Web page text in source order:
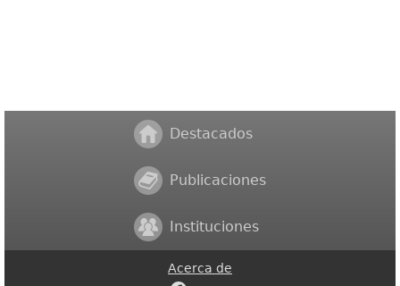
Destacados
Publicaciones
Instituciones
Acerca de